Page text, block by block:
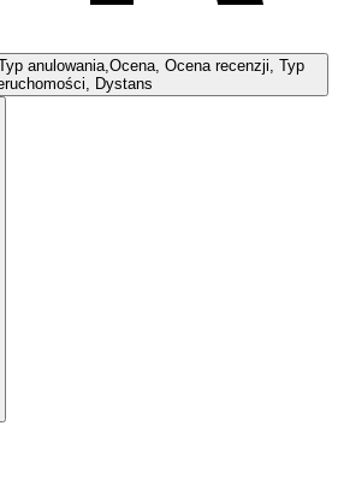
anulowania,Ocena, Ocena recenzji, Typ
Dystans